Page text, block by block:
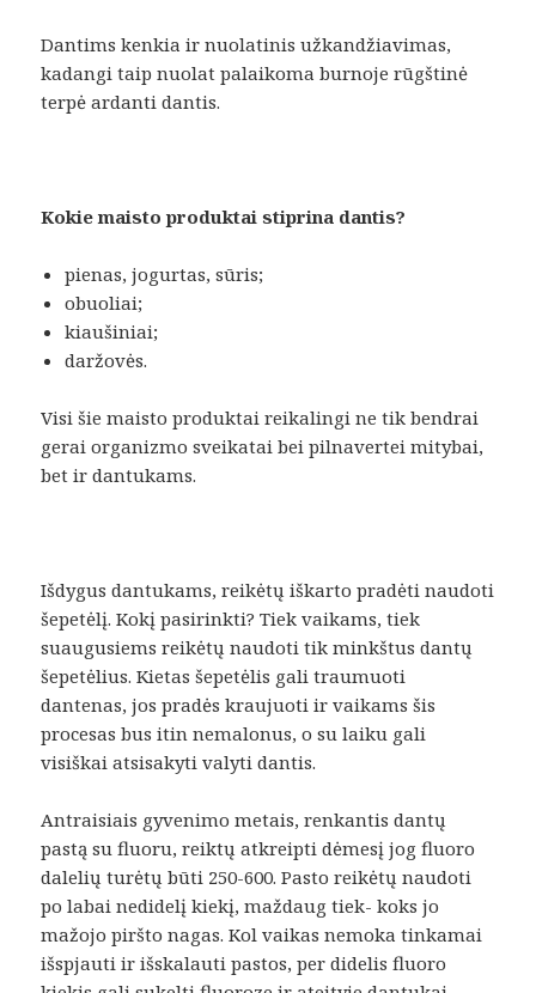
Dantims kenkia ir nuolatinis užkandžiavimas,
kadangi taip nuolat palaikoma burnoje rūgštinė
terpė ardanti dantis.
Kokie maisto produktai stiprina dantis?
pienas, jogurtas, sūris;
obuoliai;
kiaušiniai;
daržovės.
Visi šie maisto produktai reikalingi ne tik bendrai
gerai organizmo sveikatai bei pilnavertei mitybai,
bet ir dantukams.
Išdygus dantukams, reikėtų iškarto pradėti naudoti
šepetėlį. Kokį pasirinkti? Tiek vaikams, tiek
suaugusiems reikėtų naudoti tik minkštus dantų
šepetėlius. Kietas šepetėlis gali traumuoti
dantenas, jos pradės kraujuoti ir vaikams šis
procesas bus itin nemalonus, o su laiku gali
visiškai atsisakyti valyti dantis.
Antraisiais gyvenimo metais, renkantis dantų
pastą su fluoru, reiktų atkreipti dėmesį jog fluoro
dalelių turėtų būti 250-600. Pasto reikėtų naudoti
po labai nedidelį kiekį, maždaug tiek- koks jo
mažojo piršto nagas. Kol vaikas nemoka tinkamai
išspjauti ir išskalauti pastos, per didelis fluoro